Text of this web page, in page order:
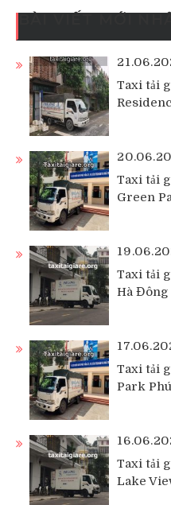
BÀI VIẾT MỚI
Taxi tải
Taxi tải
Green
Taxi tải
Hà Đông
Taxi tải
Park
Taxi tải
Lake